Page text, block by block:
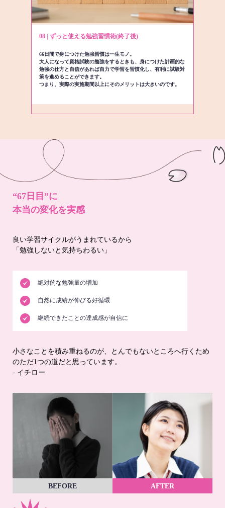
08 | ずっと使える勉強習慣術(終了後)
66日間で身につけた勉強習慣は一生モノ。
大人になって資格試験の勉強をするときも、身につけた計画的な
勉強の仕方と自信があれば自力で学習を習慣化し、有利に試験対
策を進めることができます。
つまり、実際の実施期間以上にそのメリットは大きいのです。
“67日目”に
本当の変化を実感
良い学習サイクルがうまれているから
「勉強しないと気持ちわるい」
絶対的な勉強量の増加
自然に成績が伸びる好循環
継続できたことの達成感が自信に
小さなことを積み重ねるのが、とんでもないところへ行くため
のただ1つの道だと思っています。
- イチロー
BEFORE AFTER